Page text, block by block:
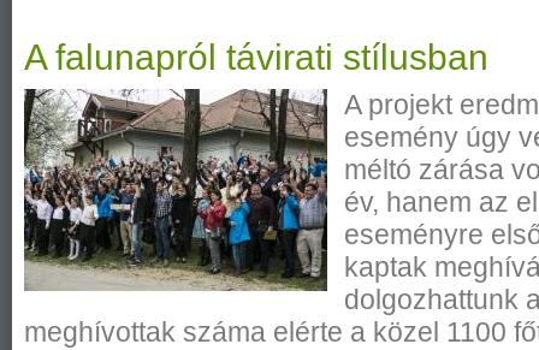
A falunapról távirati stílusban
A projekt
esemény úgy
méltó zárása
év, hanem az
eseményre
kaptak
dolgozhattunk
meghívottak száma elérte a közel 1100